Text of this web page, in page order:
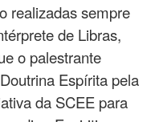
realizadas sempre
de Libras,
o palestrante
Espírita pela
da SCEE para